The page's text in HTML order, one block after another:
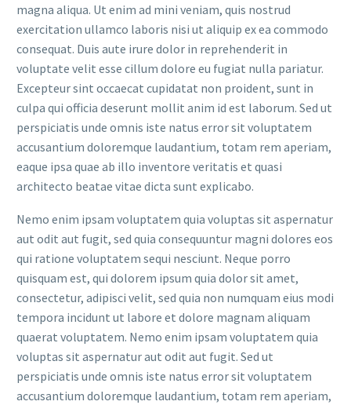
magna aliqua. Ut enim ad mini veniam, quis nostrud
exercitation ullamco laboris nisi ut aliquip ex ea commodo
consequat. Duis aute irure dolor in reprehenderit in
voluptate velit esse cillum dolore eu fugiat nulla pariatur.
Excepteur sint occaecat cupidatat non proident, sunt in
culpa qui officia deserunt mollit anim id est laborum. Sed ut
perspiciatis unde omnis iste natus error sit voluptatem
accusantium doloremque laudantium, totam rem aperiam,
eaque ipsa quae ab illo inventore veritatis et quasi
architecto beatae vitae dicta sunt explicabo.
Nemo enim ipsam voluptatem quia voluptas sit aspernatur
aut odit aut fugit, sed quia consequuntur magni dolores eos
qui ratione voluptatem sequi nesciunt. Neque porro
quisquam est, qui dolorem ipsum quia dolor sit amet,
consectetur, adipisci velit, sed quia non numquam eius modi
tempora incidunt ut labore et dolore magnam aliquam
quaerat voluptatem. Nemo enim ipsam voluptatem quia
voluptas sit aspernatur aut odit aut fugit. Sed ut
perspiciatis unde omnis iste natus error sit voluptatem
accusantium doloremque laudantium, totam rem aperiam,